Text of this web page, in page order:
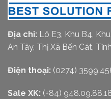
Địa chỉ: Lô E3, Khu B4,
An Tây, Thị Xã Bến Cát,
Điện thoại: (0274)
Sale XK: (+84)